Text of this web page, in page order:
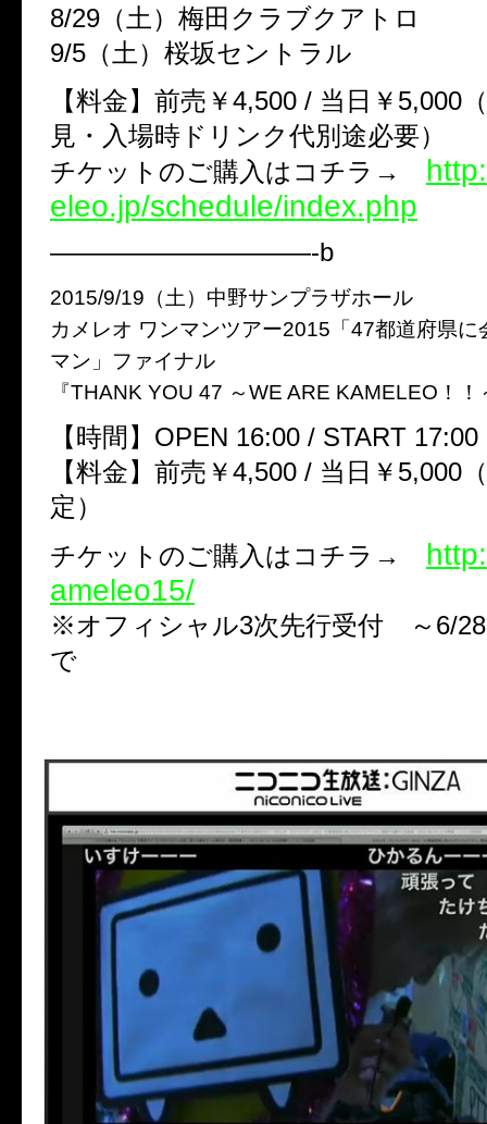
8/29（土）梅田クラブクアトロ
9/5（土）桜坂セントラル
【料金】前売￥4,500 / 当日￥5,000
見・入場時ドリンク代別途必要）
チケットのご購入はコチラ→
eleo.jp/schedule/index.php
——————————-b
2015/9/19（土）中野サンプラザホール
カメレオ ワンマンツアー2015「47都道府県に
マン」ファイナル
『THANK YOU 47 ～WE ARE KAMELEO！！
【時間】OPEN 16:00 / START 17:00
【料金】前売￥4,500 / 当日￥5,000
定）
チケットのご購入はコチラ→
ameleo15/
※オフィシャル3次先行受付 ～6/
で